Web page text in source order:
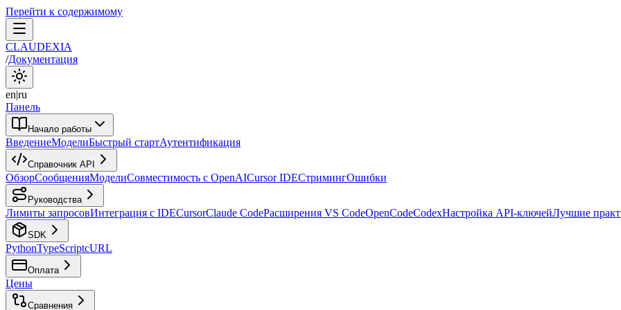
Перейти к содержимому
CLAUDEXIA
/Документация
en|ru
Панель
Начало работы
ВведениеМоделиБыстрый стартАутентификация
Справочник API
ОбзорСообщенияМоделиСовместимость с OpenAICursor IDEСтримингОшибки
Руководства
Лимиты запросовИнтеграция с IDECursorClaude CodeРасширения VS CodeOpenCodeCodexНастройка API-ключейЛучшие
SDK
PythonTypeScriptcURL
Оплата
Цены
Сравнения